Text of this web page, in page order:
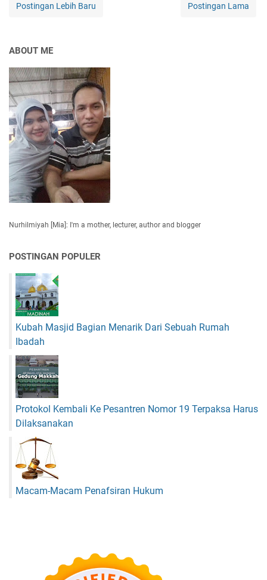
Postingan Lebih Baru Postingan Lama
ABOUT ME
Nurhilmiyah [Mia]: I'm a mother, lecturer, author and blogger
POSTINGAN POPULER
Kubah Masjid Bagian Menarik Dari Sebuah Rumah
Ibadah
Protokol Kembali Ke Pesantren Nomor 19 Terpaksa Harus
Dilaksanakan
Macam-Macam Penafsiran Hukum